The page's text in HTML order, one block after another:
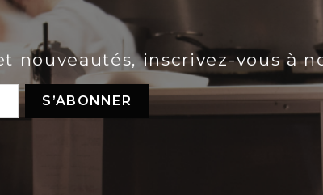
nouveautés, inscrivez-vous à